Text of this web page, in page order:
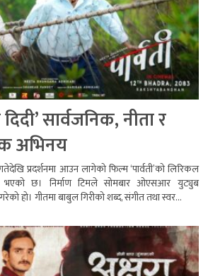
दिदी’ सार्वजनिक, नीता र
अभिनय
प्रदर्शनमा आउन लागेको फिल्म ‘पार्वती’को लिरिकल
भएको छ। निर्माण टिमले सोमबार ओएसआर युट्युब
हो। गीतमा बाबुल गिरीको शब्द, संगीत तथा स्वर...